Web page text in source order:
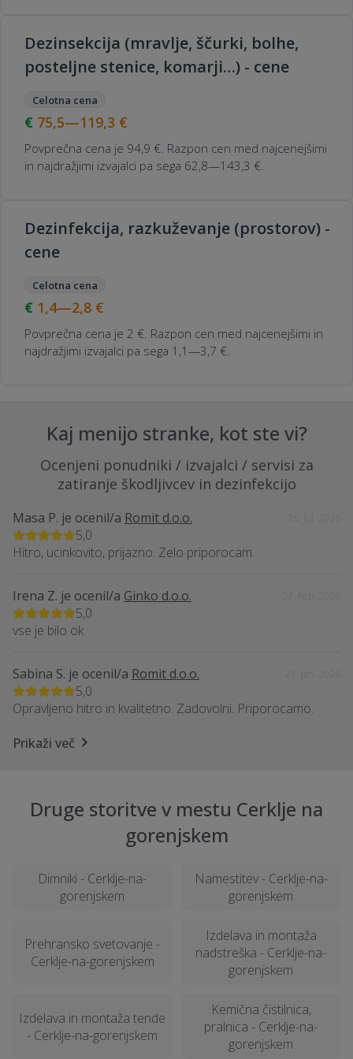
Dezinsekcija (mravlje, ščurki, bolhe,
posteljne stenice, komarji…) - cene
Celotna cena
75,5—119,3 €
Povprečna cena je 94,9 €. Razpon cen med najcenejšimi
in najdražjimi izvajalci pa sega 62,8—143,3 €.
Dezinfekcija, razkuževanje (prostorov) -
cene
Celotna cena
1,4—2,8 €
Povprečna cena je 2 €. Razpon cen med najcenejšimi in
najdražjimi izvajalci pa sega 1,1—3,7 €.
Kaj menijo stranke, kot ste vi?
Ocenjeni ponudniki / izvajalci / servisi za
zatiranje škodljivcev in dezinfekcijo
Masa P. je ocenil/a Romit d.o.o.
5,0
Hitro, ucinkovito, prijazno. Zelo priporocam.
Irena Z. je ocenil/a Ginko d.o.o.
5,0
vse je bilo ok
Sabina S. je ocenil/a Romit d.o.o.
5,0
Opravljeno hitro in kvalitetno. Zadovolni. Priporocamo.
Prikaži več
Druge storitve v mestu Cerklje na
gorenjskem
Dimniki - Cerklje-na-
gorenjskem
Namestitev - Cerklje-na-
gorenjskem
Prehransko svetovanje -
Cerklje-na-gorenjskem
Izdelava in montaža
nadstreška - Cerklje-na-
gorenjskem
Izdelava in montaža tende
- Cerklje-na-gorenjskem
Kemična čistilnica,
pralnica - Cerklje-na-
gorenjskem